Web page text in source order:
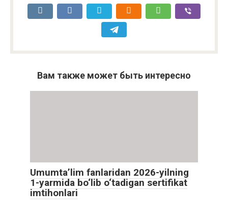
Вам также может быть интересно
Umumta’lim fanlaridan 2026-yilning
1-yarmida bo‘lib o‘tadigan sertifikat
imtihonlari